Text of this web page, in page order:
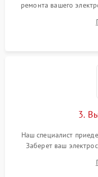
ремонта вашего
3.
Наш специалист
Заберет ваш